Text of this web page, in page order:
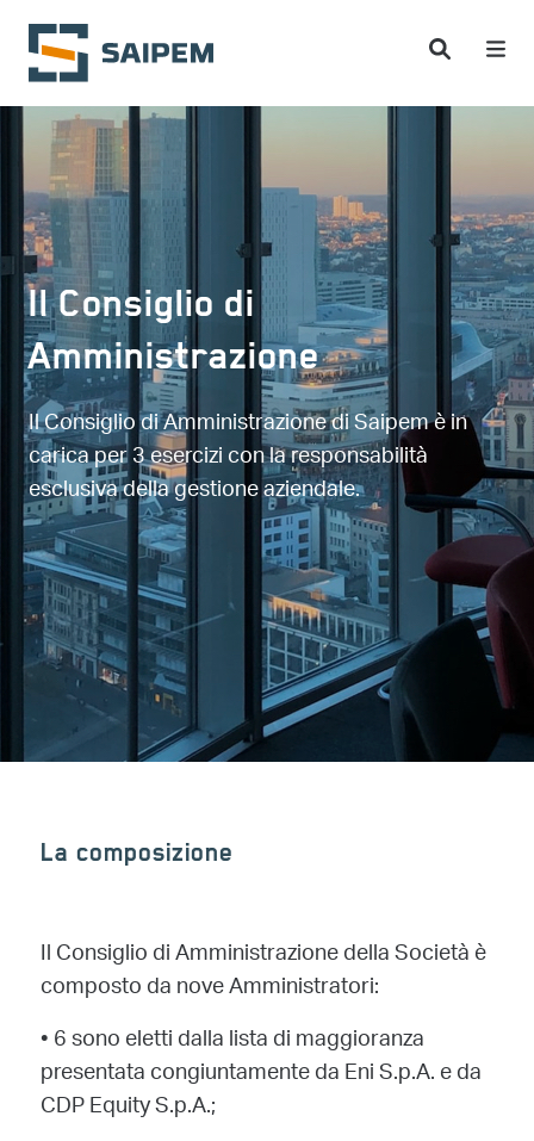
Salta al contenuto principale
Il Consiglio di
Amministrazione
Il Consiglio di Amministrazione di Saipem è in
carica per 3 esercizi con la responsabilità
esclusiva della gestione aziendale.
La composizione
Il Consiglio di Amministrazione della Società è
composto da nove Amministratori:
•6 sono eletti dalla lista di maggioranza
presentata congiuntamente da Eni S.p.A. e da
CDP Equity S.p.A.;